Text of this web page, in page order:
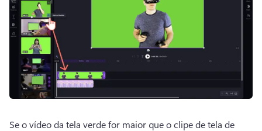
Se o vídeo da tela verde for maior que o clipe de tela de